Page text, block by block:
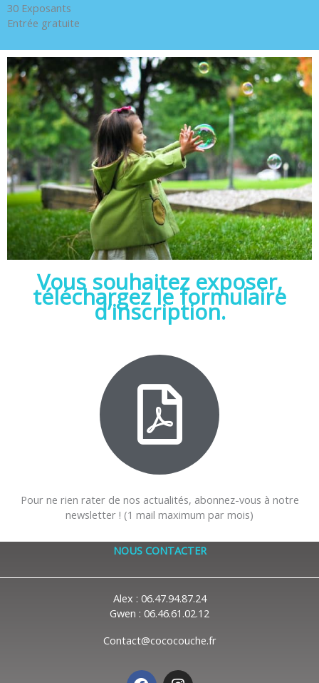
30 Exposants
Entrée gratuite
Vous souhaitez exposer,
téléchargez le formulaire
d’inscription.
Pour ne rien rater de nos actualités, abonnez-vous à notre
newsletter ! (1 mail maximum par mois)
NOUS CONTACTER
Alex : 06.47.94.87.24
Gwen : 06.46.61.02.12
Contact@cococouche.fr
F I